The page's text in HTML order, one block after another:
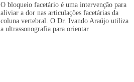
O bloqueio facetário é uma intervenção para
aliviar a dor nas articulações facetárias da
coluna vertebral. O Dr. Ivando Araújo utiliza
a ultrassonografia para orientar